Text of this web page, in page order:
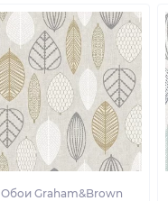
Обои Graham&Brown